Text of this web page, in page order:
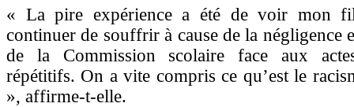
« La pire expérience a été de voir mon
continuer de souffrir à cause de la négligence
de la Commission scolaire face aux
répétitifs. On a vite compris ce qu’est le
», affirme-t-elle.